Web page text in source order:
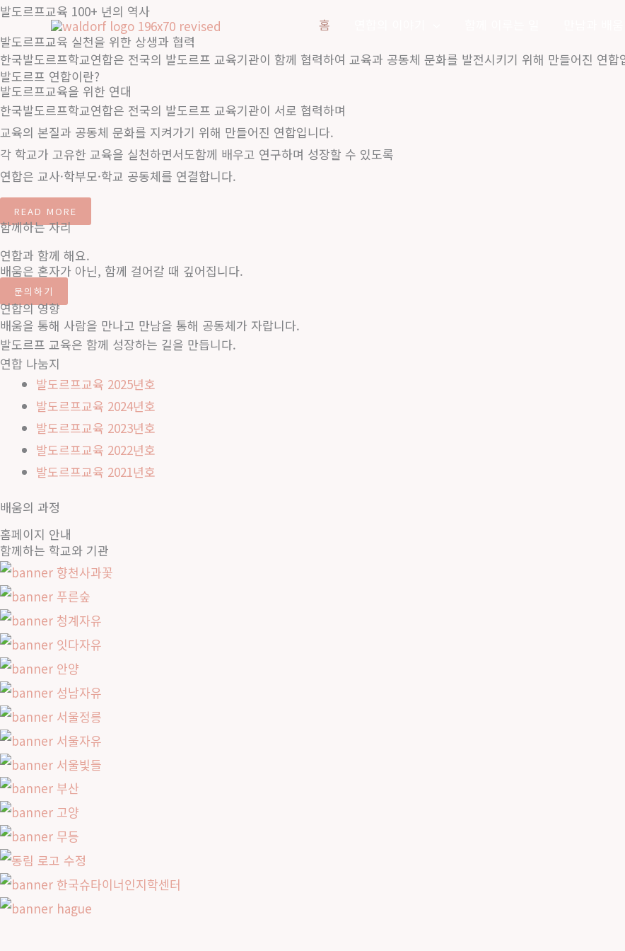
콘
텐
츠
로
건
너
뛰
기
홈
발도르프교육 100+ 년의 역사
발도르프교육 실천을 위한 상생과 협력
한국발도르프학교연합은 전국의 발도르프 교육기관이 함께 협력하여 교육과 공동체 문화를 발전시키기 위해 만들어진 연합
발도르프 연합이란?
발도르프교육을 위한 연대
한국발도르프학교연합은 전국의 발도르프 교육기관이 서로 협력하며
교육의 본질과 공동체 문화를 지켜가기 위해 만들어진 연합입니다.
각 학교가 고유한 교육을 실천하면서도함께 배우고 연구하며 성장할 수 있도록
연합은 교사·학부모·학교 공동체를 연결합니다.
READ MORE
함께하는 자리
2026 킨텍스 맘앤베이비 엑스포 참가 안내
한국발도르프학교연합은 오는 2026년 6월 18일(목)부터 6월 21일(일)까지 일산 킨텍스에서 열리는 2026 킨텍스 맘앤베
READ MORE
Media Off Night – 한국발도르프학교연합 주최 행사 안내
READ MORE
2026 한국발도르프학교연합 학부모회 워크숍 안내
한국발도르프학교연합은 학부모회 간의 연결과 협력을 바탕으로, 각 학교의 경험과 고민을 함께 나누는 자리를 마련하고
READ MORE
연합과 함께 해요.
배움은 혼자가 아닌, 함께 걸어갈 때 깊어집니다.
문의하기
연합의 영향
배움을 통해 사람을 만나고 만남을 통해 공동체가 자랍니다.
발도르프 교육은 함께 성장하는 길을 만듭니다.
연합 나눔지
발도르프교육 2025년호
발도르프교육 2024년호
발도르프교육 2023년호
발도르프교육 2022년호
발도르프교육 2021년호
배움의 과정
한국발도르프학교연합 연속 강연 두 번째: 중위감각 – 영혼, 세상의 진실을 담다
주제: 중위감각- 영혼, 세상의 진실을 담다 학교연합 교육위원회에서는[12감각으로 읽는 인간 발달과 발도르프 교육과정]
연합 학부모 독서동아리 모집｜미래를 향한 교육
지역과 학교는 다르지만, 발도르프 교육을 향해 나아가는 부모님들이 만나 마음과 지혜를 나누는 책 읽기 모임을 마련했습
4월 17, 2026
자기배움 과정
상급 학부모 연극동아리 ‘연상연아’ 단원 모집
한국발도르프학교연합에서는 상급 학부모를 위한 연극 동아리 ‘연상연아’의 새로운 단원을 모집합니다. “아이들이 예술
4월 17, 2026
홈페이지 안내
공지사항
한국발도르프학교연합 홈페이지 오픈 안내｜배움과 삶을 잇는 공간
한국발도르프학교연합 홈페이지가 오픈했습니다. 발도르프 교육의 흐름과 공동체를 연결하는 공간으로, 연합 활동, 교육
8월 11, 2025
함께하는 학교와 기관